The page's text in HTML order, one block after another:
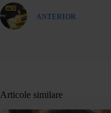
ANTERIOR
Articole similare